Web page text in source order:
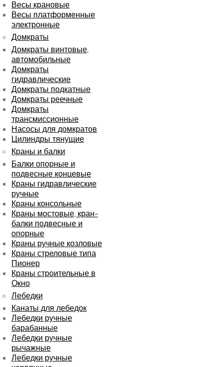
Весы крановые
Весы платформенные
электронные
Домкраты
Домкраты винтовые,
автомобильные
Домкраты
гидравлические
Домкраты подкатные
Домкраты реечные
Домкраты
трансмиссионные
Насосы для домкратов
Цилиндры тянущие
Краны и балки
Балки опорные и
подвесные концевые
Краны гидравлические
ручные
Краны консольные
Краны мостовые, кран-
балки подвесные и
опорные
Краны ручные козловые
Краны стреловые типа
Пионер
Краны строительные в
Окно
Лебедки
Канаты для лебедок
Лебедки ручные
барабанные
Лебедки ручные
рычажные
Лебедки ручные